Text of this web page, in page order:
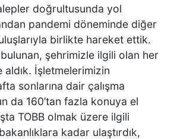
Kaza Kazayı Getirdi
ZİMET GURME KASAP’TA
doğrultusunda yol
pandemi döneminde diğer
birlikte hareket ettik.
şehrimizle ilgili olan her
İşletmelerimizin
sonlarına dair çalışma
da 160’tan fazla konuya el
TOBB olmak üzere ilgili
kadar ulaştırdık,